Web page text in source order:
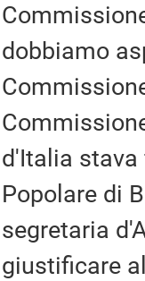
dobbiamo
d'Italia stava
Popolare di
segretaria
giustificare